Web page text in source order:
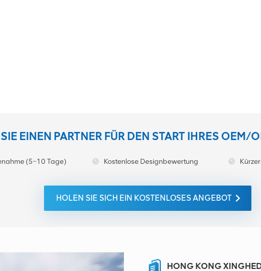
EINEN PARTNER FÜR DEN START IHRES OEM/
(5~10 Tage) Kostenlose Designbewertung
HOLEN SIE SICH EIN KOSTENLOSES ANGEBOT
HONG KONG